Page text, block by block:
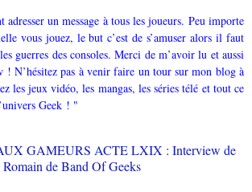
adresser un message à tous les joueurs. Peu importe
vous jouez, le but c’est de s’amuser alors il faut
guerres des consoles. Merci de m’avoir lu et aussi
N’hésitez pas à venir faire un tour sur mon blog à
les jeux vidéo, les mangas, les séries télé et tout ce
Geek ! "